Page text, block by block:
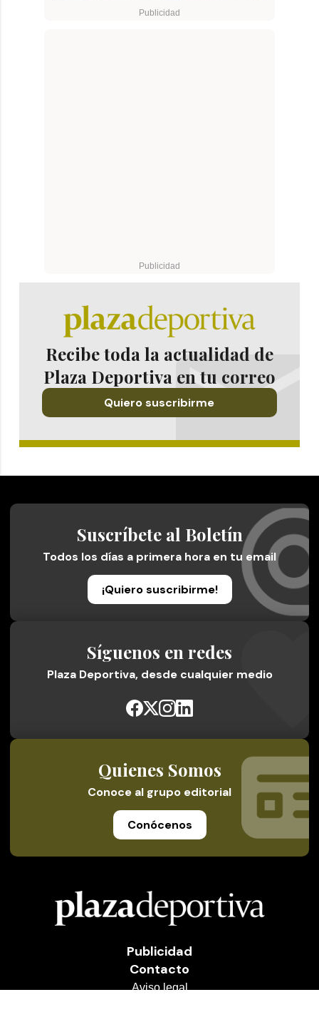
Recibe toda la actualidad de
Plaza Deportiva en tu correo
Quiero suscribirme
Suscríbete al Boletín
Todos los días a primera hora en tu email
¡Quiero suscribirme!
Síguenos en redes
Plaza Deportiva, desde cualquier medio
Quienes Somos
Conoce al grupo editorial
Conócenos
Publicidad
Contacto
Aviso legal